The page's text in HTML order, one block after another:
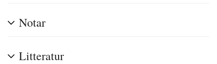
Notar
Litteratur